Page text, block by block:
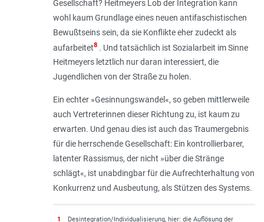
Gesellschaft? Heitmeyers Lob der Integration kann
wohl kaum Grundlage eines neuen antifaschistischen
Bewußtseins sein, da sie Konflikte eher zudeckt als
aufarbeitet8. Und tatsächlich ist Sozialarbeit im Sinne
Heitmeyers letztlich nur daran interessiert, die
Jugendlichen von der Straße zu holen.
Ein echter »Gesinnungswandel«, so geben mittlerweile
auch Vertreterinnen dieser Richtung zu, ist kaum zu
erwarten. Und genau dies ist auch das Traumergebnis
für die herrschende Gesellschaft: Ein kontrollierbarer,
latenter Rassismus, der nicht »über die Stränge
schlägt«, ist unabdingbar für die Aufrechterhaltung von
Konkurrenz und Ausbeutung, als Stützen des Systems.
1 Desintegration/Individualisierung, hier: die Auflösung der